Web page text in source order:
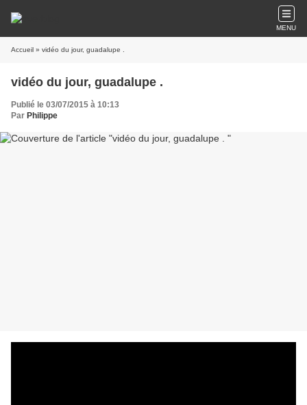
MENU
Accueil » vidéo du jour, guadalupe .
vidéo du jour, guadalupe .
Publié le 03/07/2015 à 10:13
Par Philippe